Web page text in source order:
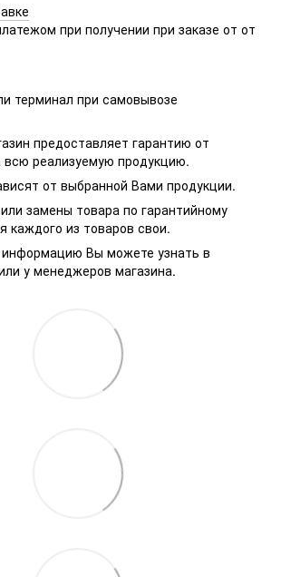
при получении при заказе от от
терминал при самовывозе
предоставляет гарантию от
всю реализуемую продукцию.
от выбранной Вами продукции.
замены товара по гарантийному
каждого из товаров свои.
Вы можете узнать в
у менеджеров магазина.